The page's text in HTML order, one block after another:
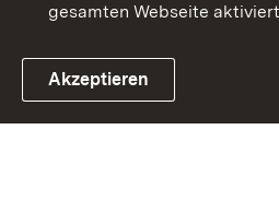
Link zum Landesportal
gesamten Webseite
Akzeptieren